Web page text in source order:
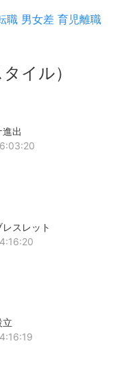
職 男女差 育児離職
イル）
出
スレット
立